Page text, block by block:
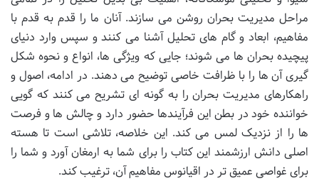
مراحل مدیریت بحران روشن می سازند. آنان ما را قدم به قدم با
مفاهیم، ابعاد و گام های تحلیل آشنا می کنند و سپس وارد دنیای
پیچیده بحران ها می شوند؛ جایی که ویژگی ها، انواع و نحوه شکل
گیری آن ها را با ظرافت خاصی توضیح می دهند. در ادامه، اصول و
راهکارهای مدیریت بحران را به گونه ای تشریح می کنند که گویی
خواننده خود در بطن این فرآیندها حضور دارد و چالش ها و فرصت
ها را از نزدیک لمس می کند. این خلاصه، تلاشی است تا هسته
اصلی دانش ارزشمند این کتاب را برای شما به ارمغان آورد و شما را
برای غواصی عمیق تر در اقیانوس مفاهیم آن، ترغیب کند.